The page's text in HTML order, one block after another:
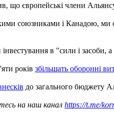
що європейські члени
союзниками і Канадою, ми
в "сили і засоби, а
років збільшать оборонні
до загального бюджету
на наш канал https://t.me/